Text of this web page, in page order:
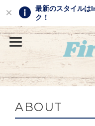
最新のスタイルは
ク！
ABOUT